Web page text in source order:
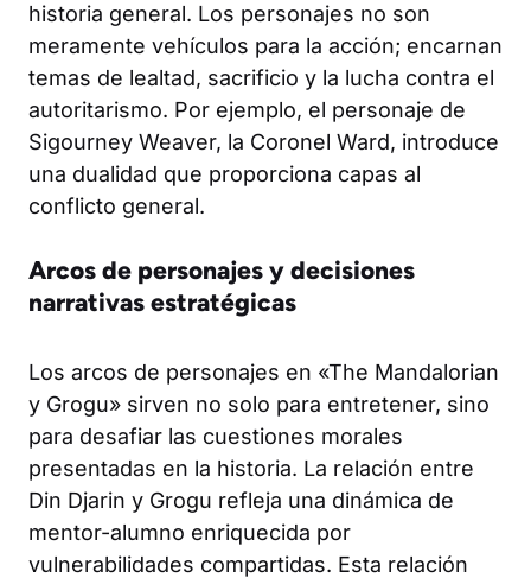
historia general. Los personajes no son
meramente vehículos para la acción; encarnan
temas de lealtad, sacrificio y la lucha contra el
autoritarismo. Por ejemplo, el personaje de
Sigourney Weaver, la Coronel Ward, introduce
una dualidad que proporciona capas al
conflicto general.
Arcos de personajes y decisiones
narrativas estratégicas
Los arcos de personajes en «The Mandalorian
y Grogu» sirven no solo para entretener, sino
para desafiar las cuestiones morales
presentadas en la historia. La relación entre
Din Djarin y Grogu refleja una dinámica de
mentor-alumno enriquecida por
vulnerabilidades compartidas. Esta relación